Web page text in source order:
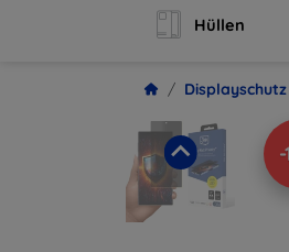
Hüllen
Displayschutz